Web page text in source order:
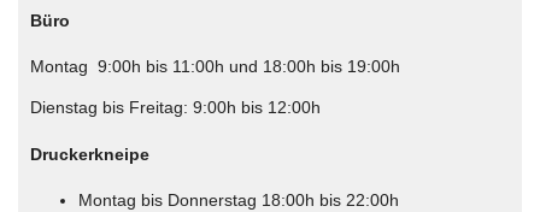
Büro
Montag 9:00h bis 11:00h und 18:00h bis 19:00h
Dienstag bis Freitag: 9:00h bis 12:00h
Druckerkneipe
Montag bis Donnerstag 18:00h bis 22:00h